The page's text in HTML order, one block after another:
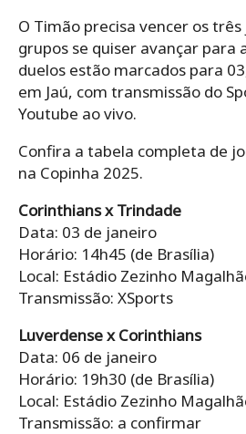
O Timão precisa vencer os
grupos se quiser avançar para
duelos estão marcados para
em Jaú, com transmissão do
Youtube ao vivo.
Confira a tabela completa de
na Copinha 2025.
Corinthians x Trindade
Data: 03 de janeiro
Horário: 14h45 (de Brasília)
Local: Estádio Zezinho
Transmissão: XSports
Luverdense x Corinthians
Data: 06 de janeiro
Horário: 19h30 (de Brasília)
Local: Estádio Zezinho
Transmissão: a confirmar